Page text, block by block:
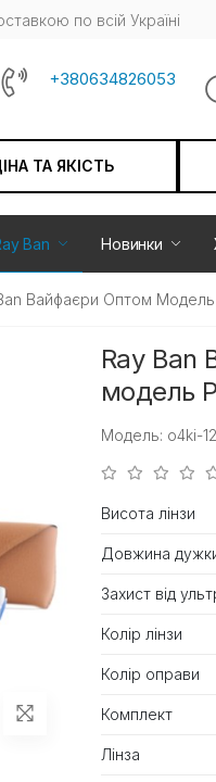
по всій Україні
+380634826053
ТА ЯКІСТЬ
Ban Новинки
Вайфаєри Оптом Модель
Ray Ban
модель
Модель: o4ki-
Висота лінзи
Довжина
Захист від
Колір лінзи
Колір оправи
Комплект
Лінза